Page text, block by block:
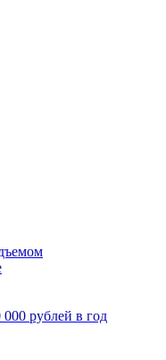
рублей в год